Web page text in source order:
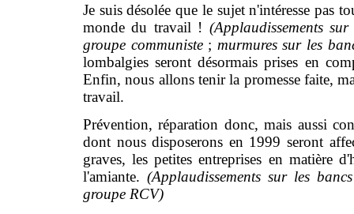
Je suis désolée que le sujet n'intéresse pas
monde du travail ! (Applaudissements
groupe communiste; murmures sur les
lombalgies seront désormais prises en
Enfin, nous allons tenir la promesse faite,
travail.
Prévention, réparation donc, mais aussi
dont nous disposerons en 1999 seront
graves, les petites entreprises en matière
l'amiante. (Applaudissements sur les
groupe RCV)